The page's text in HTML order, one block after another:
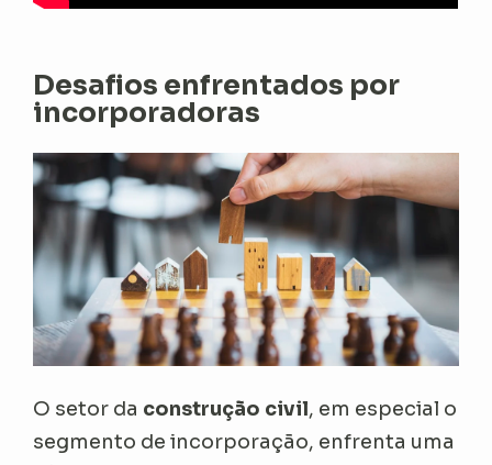
Desafios enfrentados por
incorporadoras
O setor da construção civil, em especial o
segmento de incorporação, enfrenta uma